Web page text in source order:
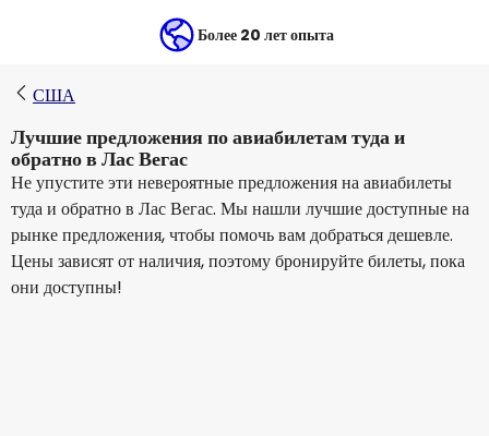
Более 20 лет опыта
США
Лучшие предложения по авиабилетам туда и
обратно в Лас Вегас
Не упустите эти невероятные предложения на авиабилеты
туда и обратно в Лас Вегас. Мы нашли лучшие доступные на
рынке предложения, чтобы помочь вам добраться дешевле.
Цены зависят от наличия, поэтому бронируйте билеты, пока
они доступны!